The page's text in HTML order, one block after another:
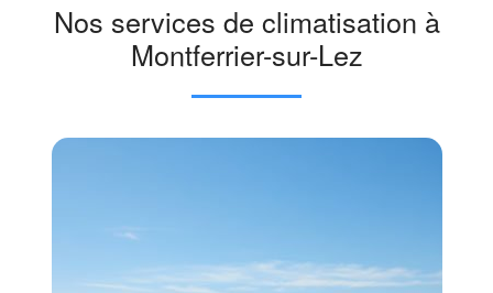
Nos services de climatisation à
Montferrier-sur-Lez